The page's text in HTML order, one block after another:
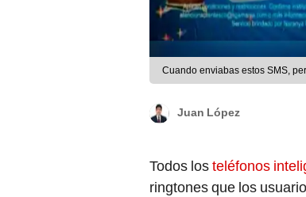
Cuando enviabas estos SMS,
Juan López
Todos losteléfonos
ringtones que los